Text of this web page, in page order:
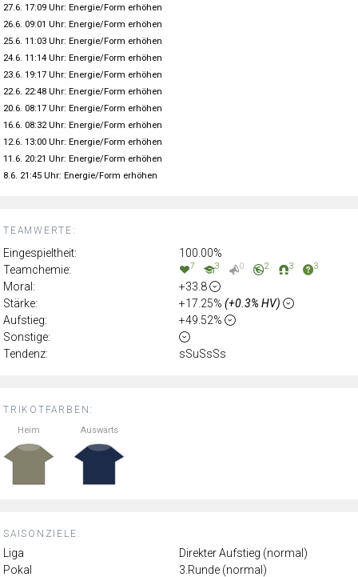
TRIKOTFARBEN:
Heim Auswärts
SAISONZIELE:
Liga
Direkter Aufstieg (normal)
Pokal
3.Runde (normal)
TEAMWERTE:
Eingespieltheit:
100.00%
Teamchemie:
7 3 0 2 3 3
Moral:
+33.8
Stärke:
+17.25% (+0.3% HV)
Aufstieg:
+49.52%
Sonstige:
Tendenz:
sSuSsSs
27.6. 17:09 Uhr: Energie/Form erhöhen
26.6. 09:01 Uhr: Energie/Form erhöhen
25.6. 11:03 Uhr: Energie/Form erhöhen
24.6. 11:14 Uhr: Energie/Form erhöhen
23.6. 19:17 Uhr: Energie/Form erhöhen
22.6. 22:48 Uhr: Energie/Form erhöhen
20.6. 08:17 Uhr: Energie/Form erhöhen
16.6. 08:32 Uhr: Energie/Form erhöhen
12.6. 13:00 Uhr: Energie/Form erhöhen
11.6. 20:21 Uhr: Energie/Form erhöhen
8.6. 21:45 Uhr: Energie/Form erhöhen